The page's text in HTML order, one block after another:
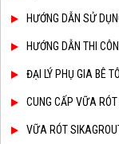
HƯỚNG DẪN SỬ
HƯỚNG DẪN THI
ĐẠI LÝ PHỤ GIA BÊ
CUNG CẤP VỮA
VỮA RÓT